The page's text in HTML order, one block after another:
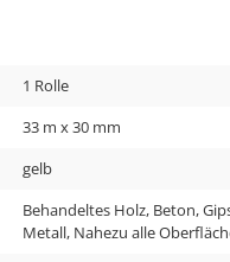
1 Rolle
33 m x 30 mm
gelb
Behandeltes Holz, Beton,
Metall, Nahezu alle